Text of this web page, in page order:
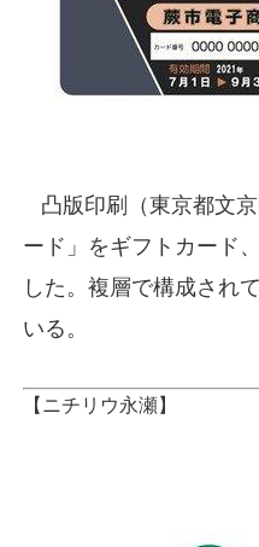
凸版印刷（東京都文
ード」をギフトカード
した。複層で構成され
いる。
【ニチリウ永瀬】